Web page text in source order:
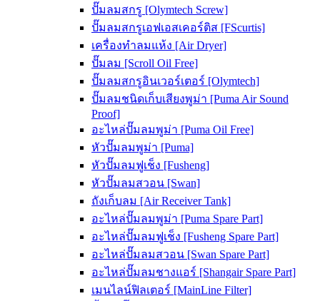
ปั๊มลมสกรู [Olymtech Screw]
ปั๊มลมสกรูเอฟเอสเคอร์ติส [FScurtis]
เครื่องทำลมแห้ง [Air Dryer]
ปั๊มลม [Scroll Oil Free]
ปั๊มลมสกรูอินเวอร์เตอร์ [Olymtech]
ปั๊มลมชนิดเก็บเสียงพูม่า [Puma Air Sound
Proof]
อะไหล่ปั๊มลมพูม่า [Puma Oil Free]
หัวปั๊มลมพูม่า [Puma]
หัวปั๊มลมฟูเช็ง [Fusheng]
หัวปั๊มลมสวอน [Swan]
ถังเก็บลม [Air Receiver Tank]
อะไหล่ปั๊มลมพูม่า [Puma Spare Part]
อะไหล่ปั๊มลมฟูเช็ง [Fusheng Spare Part]
อะไหล่ปั๊มลมสวอน [Swan Spare Part]
อะไหล่ปั๊มลมชางแอร์ [Shangair Spare Part]
เมนไลน์ฟิลเตอร์ [MainLine Filter]